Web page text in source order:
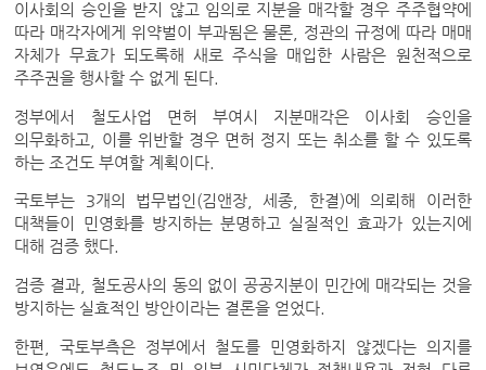
이사회의 승인을 받지 않고 임의로 지분을 매각할 경우 주주협약에
따라 매각자에게 위약벌이 부과됨은 물론, 정관의 규정에 따라 매매
자체가 무효가 되도록해 새로 주식을 매입한 사람은 원천적으로
주주권을 행사할 수 없게 된다.
정부에서 철도사업 면허 부여시 지분매각은 이사회 승인을
의무화하고, 이를 위반할 경우 면허 정지 또는 취소를 할 수 있도록
하는 조건도 부여할 계획이다.
국토부는 3개의 법무법인(김앤장, 세종, 한결)에 의뢰해 이러한
대책들이 민영화를 방지하는 분명하고 실질적인 효과가 있는지에
대해 검증 했다.
검증 결과, 철도공사의 동의 없이 공공지분이 민간에 매각되는 것을
방지하는 실효적인 방안이라는 결론을 얻었다.
한편, 국토부측은 정부에서 철도를 민영화하지 않겠다는 의지를